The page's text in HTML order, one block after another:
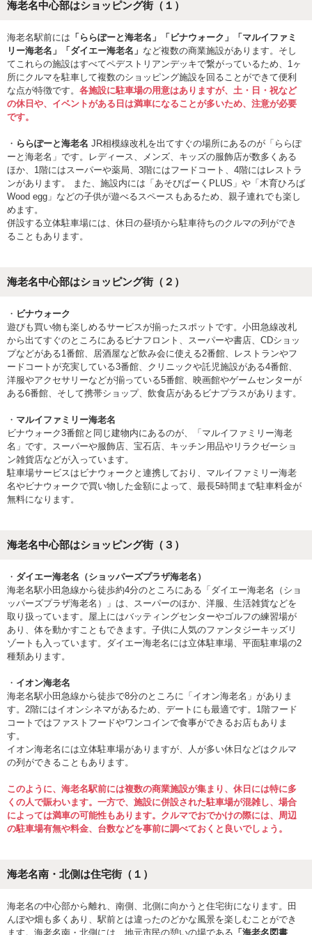
海老名中心部はショッピング街（１）
海老名駅前には 「ららぽーと海老名」「ビナウォーク」「マルイファミ
リー海老名」「ダイエー海老名」 など複数の商業施設があります。そし
てこれらの施設はすべてペデストリアンデッキで繋がっているため、1ヶ
所にクルマを駐車して複数のショッピング施設を回ることができて便利
な点が特徴です。 各施設に駐車場の用意はありますが、土・日・祝など
の休日や、イベントがある日は満車になることが多いため、注意が必要
です。
・ ららぽーと海老名 JR相模線改札を出てすぐの場所にあるのが「ららぽ
ーと海老名」です。レディース、メンズ、キッズの服飾店が数多くある
ほか、1階にはスーパーや薬局、3階にはフードコート、4階にはレストラ
ンがあります。 また、施設内には「あそびぱーくPLUS」や「木育ひろば
Wood egg」などの子供が遊べるスペースもあるため、親子連れでも楽し
めます。
併設する立体駐車場には、休日の昼頃から駐車待ちのクルマの列ができ
ることもあります。
海老名中心部はショッピング街（２）
・ ビナウォーク
遊びも買い物も楽しめるサービスが揃ったスポットです。小田急線改札
から出てすぐのところにあるビナフロント、スーパーや書店、CDショッ
プなどがある1番館、居酒屋など飲み会に使える2番館、レストランやフ
ードコートが充実している3番館、クリニックや託児施設がある4番館、
洋服やアクセサリーなどが揃っている5番館、映画館やゲームセンターが
ある6番館、そして携帯ショップ、飲食店があるビナプラスがあります。
・ マルイファミリー海老名
ビナウォーク3番館と同じ建物内にあるのが、「マルイファミリー海老
名」です。スーパーや服飾店、宝石店、キッチン用品やリラクゼーショ
ン雑貨店などが入っています。
駐車場サービスはビナウォークと連携しており、マルイファミリー海老
名やビナウォークで買い物した金額によって、最長5時間まで駐車料金が
無料になります。
海老名中心部はショッピング街（３）
・ ダイエー海老名（ショッパーズプラザ海老名）
海老名駅小田急線から徒歩約4分のところにある「ダイエー海老名（ショ
ッパーズプラザ海老名）」は、スーパーのほか、洋服、生活雑貨などを
取り扱っています。屋上にはバッティングセンターやゴルフの練習場が
あり、体を動かすこともできます。子供に人気のファンタジーキッズリ
ゾートも入っています。ダイエー海老名には立体駐車場、平面駐車場の2
種類あります。
・ イオン海老名
海老名駅小田急線から徒歩で8分のところに「イオン海老名」がありま
す。2階にはイオンシネマがあるため、デートにも最適です。1階フード
コートではファストフードやワンコインで食事ができるお店もありま
す。
イオン海老名には立体駐車場がありますが、人が多い休日などはクルマ
の列ができることもあります。
このように、海老名駅前には複数の商業施設が集まり、休日には特に多
くの人で賑わいます。一方で、施設に併設された駐車場が混雑し、場合
によっては満車の可能性もあります。クルマでおでかけの際には、周辺
の駐車場有無や料金、台数などを事前に調べておくと良いでしょう。
海老名南・北側は住宅街（１）
海老名の中心部から離れ、南側、北側に向かうと住宅街になります。田
んぼや畑も多くあり、駅前とは違ったのどかな風景を楽しむことができ
ます。海老名南・北側には、地元市民の憩いの場である 「海老名図書